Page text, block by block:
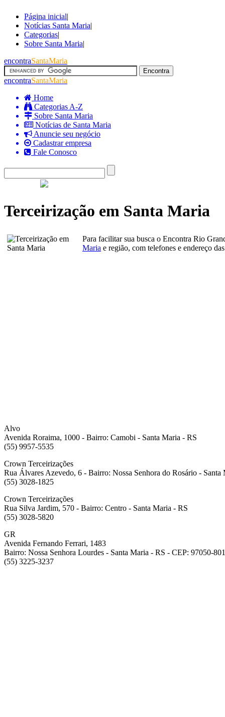
Página inicial|
Notícias Santa Maria|
Categorias|
Sobre Santa Maria|
encontraSantaMaria
encontraSantaMaria
Home
Categorias A-Z
Sobre Santa Maria
Notícias de Santa Maria
Anuncie seu negócio
Cadastrar empresa
Fale Conosco
Terceirização em Santa Maria
Para facilitar sua busca o Encontra Rio
Maria e região, com telefones e endereço
Alvo
Avenida Roraima, 1000 - Bairro: Camobi - Santa Maria - RS
(55) 9957-5535
Crown Terceirizações
Rua Álvares Azevedo, 6 - Bairro: Nossa Senhora do Rosário - Santa
(55) 3028-1825
Crown Terceirizações
Rua Silva Jardim, 570 - Bairro: Centro - Santa Maria - RS
(55) 3028-5820
GR
Avenida Fernando Ferrari, 1483
Bairro: Nossa Senhora Lourdes - Santa Maria - RS - CEP: 97050-801
(55) 3225-3237